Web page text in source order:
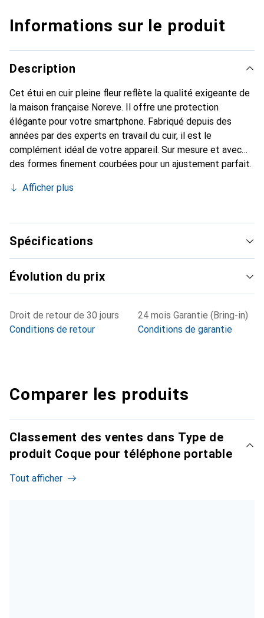
Informations sur le produit
Description
Cet étui en cuir pleine fleur reflète la qualité exigeante de
la maison française Noreve. Il offre une protection
élégante pour votre smartphone. Fabriqué depuis des
années par des experts en travail du cuir, il est le
complément idéal de votre appareil. Sur mesure et avec
des formes finement courbées pour un ajustement parfait.
smartphone. La marque Noreve est reconnue
est toujours un bon choix pour le client exigeant.
Afficher plus
Spécifications
Évolution du prix
Droit de retour de 30 jours
Conditions de retour
24 mois Garantie (Bring-in)
Conditions de garantie
Comparer les produits
Classement des ventes dans Type de
produit Coque pour téléphone portable
Tout afficher